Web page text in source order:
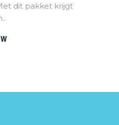
dit pakket krijgt